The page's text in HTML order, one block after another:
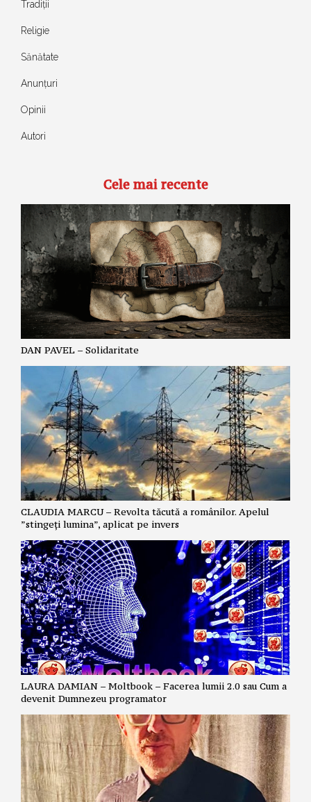
Tradiții
Religie
Sănătate
Anunțuri
Opinii
Autori
Cele mai recente
DAN PAVEL – Solidaritate
CLAUDIA MARCU – Revolta tăcută a românilor. Apelul
”stingeți lumina”, aplicat pe invers
LAURA DAMIAN – Moltbook – Facerea lumii 2.0 sau Cum a
devenit Dumnezeu programator